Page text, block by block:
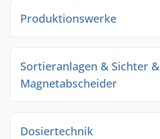
Produktionswerke
Sortieranlagen & Sichter &
Magnetabscheider
Dosiertechnik